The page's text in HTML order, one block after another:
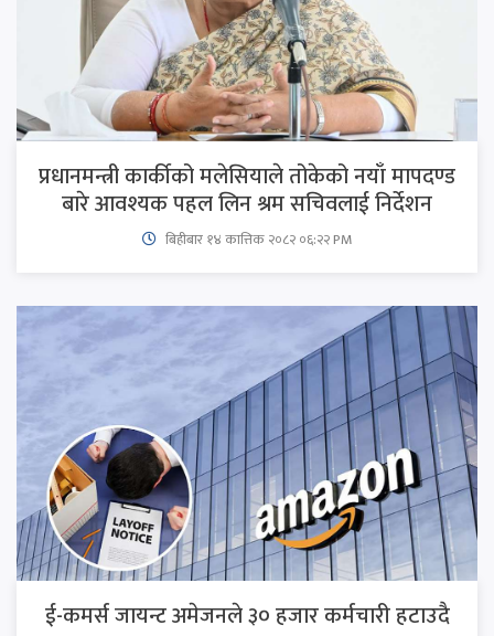
प्रधानमन्त्री कार्कीको मलेसियाले तोकेको नयाँ मापदण्ड
बारे आवश्यक पहल लिन श्रम सचिवलाई निर्देशन
बिहीबार १४ कात्तिक २०८२ ०६:२२ PM
ई-कमर्स जायन्ट अमेजनले ३० हजार कर्मचारी हटाउदै